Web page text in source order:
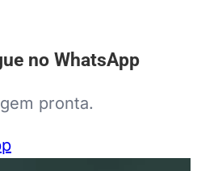
no WhatsApp
pronta.